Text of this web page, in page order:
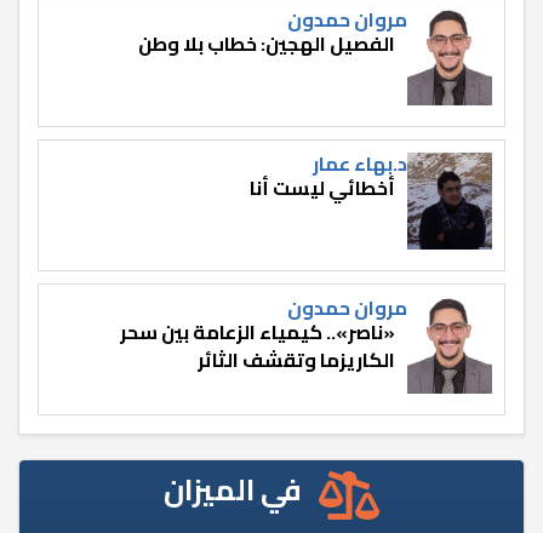
مروان حمدون
الفصيل الهجين: خطاب بلا وطن
د.بهاء عمار
أخطائي ليست أنا
مروان حمدون
«ناصر».. كيمياء الزعامة بين سحر
الكاريزما وتقشف الثائر
في الميزان